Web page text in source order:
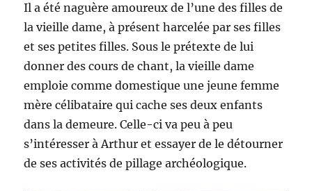
Il a été naguère amoureux de l’une des filles de
la vieille dame, à présent harcelée par ses filles
et ses petites filles. Sous le prétexte de lui
donner des cours de chant, la vieille dame
emploie comme domestique une jeune femme
mère célibataire qui cache ses deux enfants
dans la demeure. Celle-ci va peu à peu
s’intéresser à Arthur et essayer de le détourner
de ses activités de pillage archéologique.